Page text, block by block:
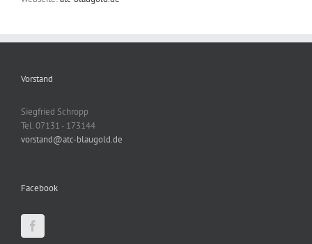
Vorstand
Siegfried Schropp
Tel. 07131 - 173144
vorstand@atc-blaugold.de
Facebook